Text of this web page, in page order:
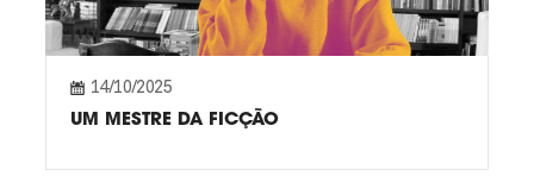
14/10/2025
UM MESTRE DA FICÇÃO